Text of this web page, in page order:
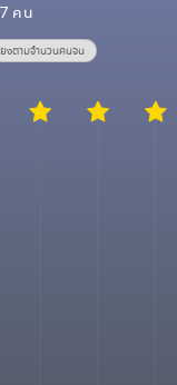
คน
ยงตามจำนวนคนจน